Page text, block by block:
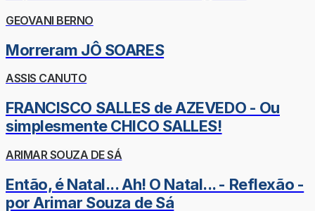
GEOVANI BERNO
Morreram JÔ SOARES
ASSIS CANUTO
FRANCISCO SALLES de AZEVEDO - Ou
simplesmente CHICO SALLES!
ARIMAR SOUZA DE SÁ
Então, é Natal... Ah! O Natal... - Reflexão -
por Arimar Souza de Sá